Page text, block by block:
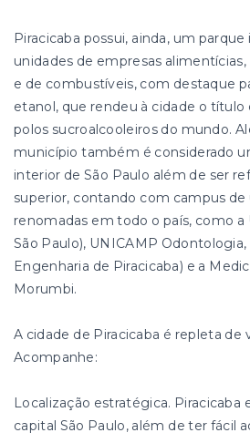
Piracicaba possui, ainda, um
unidades de empresas
e de combustíveis, com destaque
etanol, que rendeu à cidade o título
polos sucroalcooleiros do mundo.
município também é considerado
interior de São Paulo além de ser
superior, contando com campus de
renomadas em todo o país, como a
São Paulo), UNICAMP Odontologia,
Engenharia de Piracicaba) e a
Morumbi.
A cidade de Piracicaba é repleta de
Acompanhe:
Localização estratégica. Piracicaba
capital São Paulo, além de ter fácil